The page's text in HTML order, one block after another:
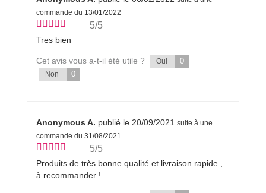
commande du 13/01/2022
5/5
Tres bien
Cet avis vous a-t-il été utile ? Oui 0
Non 0
Anonymous A. publié le 20/09/2021 suite à une
commande du 31/08/2021
5/5
Produits de très bonne qualité et livraison rapide ,
à recommander !